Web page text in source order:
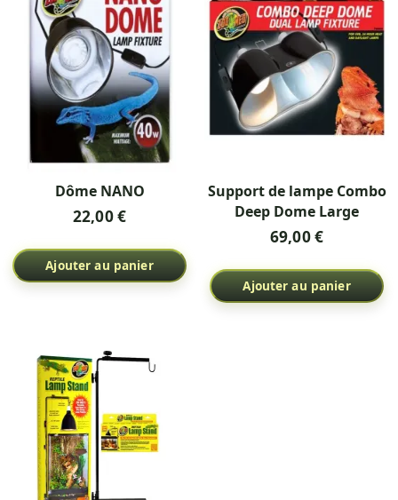
Dôme NANO
22,00 €
Ajouter au panier
Support de lampe Combo
Deep Dome Large
69,00 €
Ajouter au panier